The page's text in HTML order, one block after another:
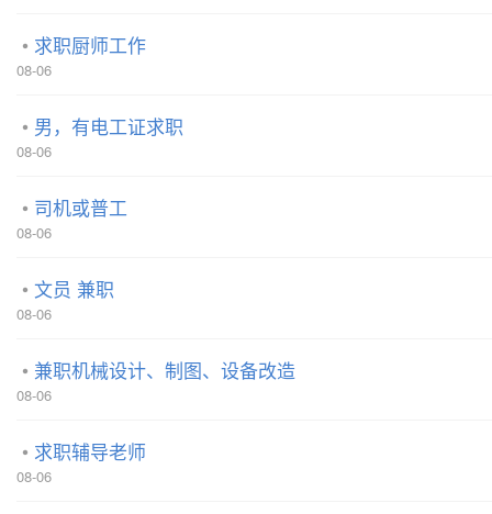
求职厨师工作
08-06
男，有电工证求职
08-06
司机或普工
08-06
文员 兼职
08-06
兼职机械设计、制图、设备改造
08-06
求职辅导老师
08-06